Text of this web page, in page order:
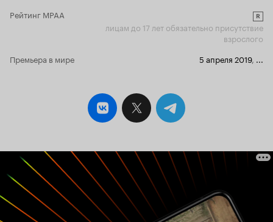
Рейтинг MPAA
R
лицам до 17 лет обязательно присутствие
взрослого
Премьера в мире
5 апреля 2019,